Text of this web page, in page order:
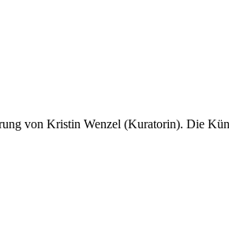
von Kristin Wenzel (Kuratorin). Die